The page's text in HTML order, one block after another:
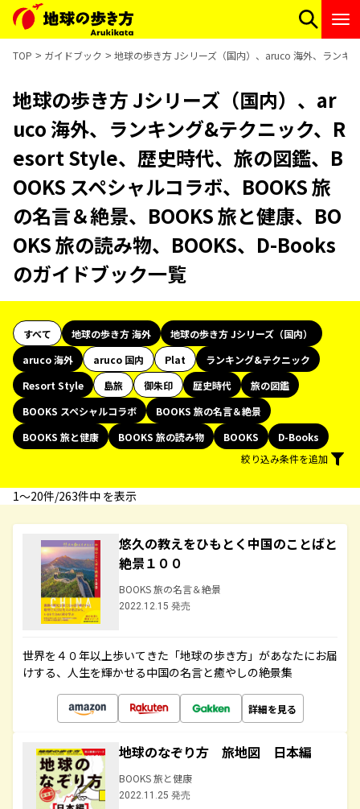
TOP ガイドブック 地球の歩き方 Jシリーズ（国内）、aruco 海外、ランキ
地球の歩き方 Jシリーズ（国内）、ar
uco 海外、ランキング&テクニック、R
esort Style、歴史時代、旅の図鑑、B
OOKS スペシャルコラボ、BOOKS 旅
の名言＆絶景、BOOKS 旅と健康、BO
OKS 旅の読み物、BOOKS、D-Books
のガイドブック一覧
すべて 地球の歩き方 海外
地球の歩き方 Jシリーズ（国内）
aruco 海外
aruco 国内 Plat
ランキング&テクニック
Resort Style
島旅 御朱印 歴史時代
旅の図鑑
BOOKS スペシャルコラボ
BOOKS 旅の名言＆絶景
BOOKS 旅と健康
BOOKS 旅の読み物 BOOKS
D-Books
絞り込み条件を追加
1〜20件/263件中 を表示
悠久の教えをひもとく中国のことばと
絶景１００
BOOKS 旅の名言＆絶景
2022.12.15 発売
世界を４０年以上歩いてきた「地球の歩き方」があなたにお届
けする、人生を輝かせる中国の名言と癒やしの絶景集
詳細を見る
地球のなぞり方 旅地図 日本編
BOOKS 旅と健康
2022.11.25 発売